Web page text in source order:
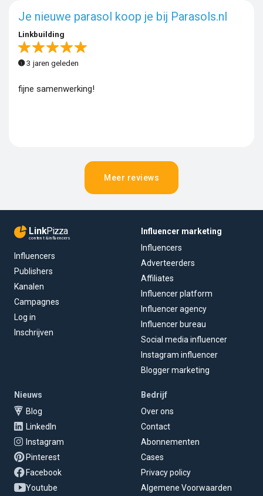
Je nieuwe parasol koop je bij Parasols.nl
Linkbuilding
3 jaren geleden
fijne samenwerking!
Meer reviews
LinkPizza
content & influencers
Influencers
Publishers
Kanalen
Campagnes
Log in
Inschrijven
Influencer marketing
Influencers
Adverteerders
Affiliates
Influencer platform
Influencer agency
Influencer bureau
Social media influencer
Instagram influencer
Blogger marketing
Nieuws
Blog
LinkedIn
Instagram
Pinterest
Facebook
Youtube
Bedrijf
Over ons
Contact
Abonnementen
Cases
Privacy policy
Algemene Voorwaarden